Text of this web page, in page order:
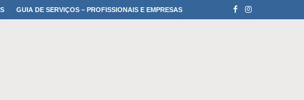
GUIA DE SERVIÇOS – PROFISSIONAIS E EMPRESAS